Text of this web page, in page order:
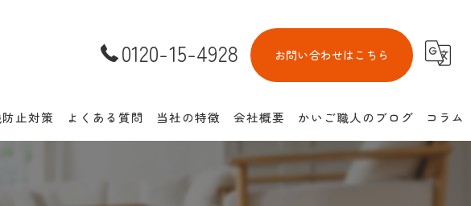
0120-15-4928 お問い合わせはこちら
止対策 よくある質問 当社の特徴
介護付き有料老人ホーム
会社概要 かいご職人のブログ コラム